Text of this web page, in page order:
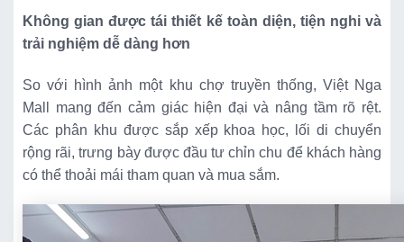
Không gian được tái thiết kế toàn diện, tiện nghi và
trải nghiệm dễ dàng hơn
So với hình ảnh một khu chợ truyền thống, Việt Nga
Mall mang đến cảm giác hiện đại và nâng tầm rõ rệt.
Các phân khu được sắp xếp khoa học, lối di chuyển
rộng rãi, trưng bày được đầu tư chỉn chu để khách hàng
có thể thoải mái tham quan và mua sắm.